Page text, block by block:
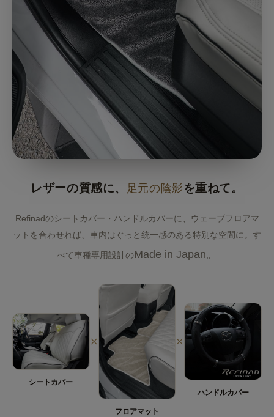
レザーの質感に、 足元の陰影を重ねて。
Refinadのシートカバー・ハンドルカバーに、ウェーブフロアマ
ットを合わせれば、車内はぐっと統一感のある特別な空間に。す
べて車種専用設計のMade in Japan。
シートカバー
×
フロアマット
×
ハンドルカバー